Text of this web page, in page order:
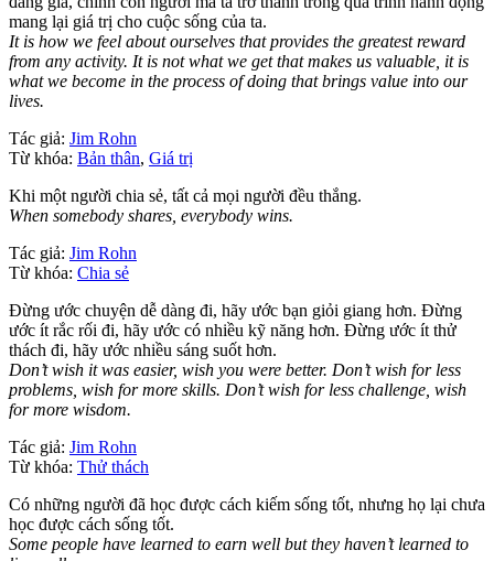
mang lại giá trị cho cuộc sống của ta.
It is how we feel about ourselves that provides the greatest reward
from any activity. It is not what we get that makes us valuable, it is
what we become in the process of doing that brings value into our
lives.
Tác giả: Jim Rohn
Từ khóa: Bản thân, Giá trị
Khi một người chia sẻ, tất cả mọi người đều thắng.
When somebody shares, everybody wins.
Tác giả: Jim Rohn
Từ khóa: Chia sẻ
Đừng ước chuyện dễ dàng đi, hãy ước bạn giỏi giang hơn. Đừng
ước ít rắc rối đi, hãy ước có nhiều kỹ năng hơn. Đừng ước ít thử
thách đi, hãy ước nhiều sáng suốt hơn.
Don’t wish it was easier, wish you were better. Don’t wish for less
problems, wish for more skills. Don’t wish for less challenge, wish
for more wisdom.
Tác giả: Jim Rohn
Từ khóa: Thử thách
Có những người đã học được cách kiếm sống tốt, nhưng họ lại chưa
học được cách sống tốt.
Some people have learned to earn well but they haven’t learned to